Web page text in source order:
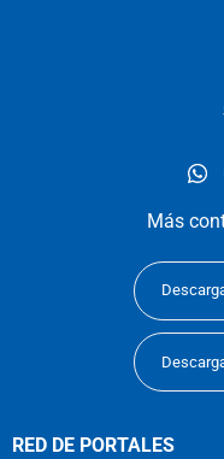
Más
RED DE PORTALES